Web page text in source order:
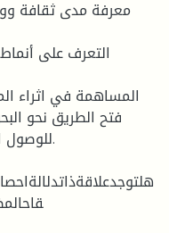
فتح الطريق نحو
للوصول